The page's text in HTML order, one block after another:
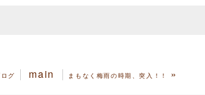
グ main まもなく梅雨の時期、突入！！ »